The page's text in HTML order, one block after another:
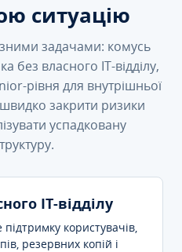
ситуацію
задачами: комусь
без власного IT-відділу,
рівня для внутрішньої
закрити ризики
успадковану
IT-відділу
користувачів,
резервних копій і